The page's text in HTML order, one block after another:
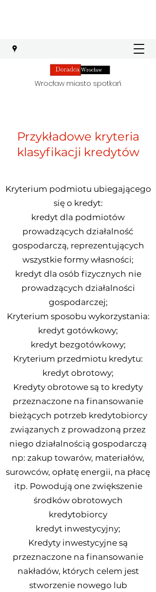
Wrocław miasto spotkań
Przykładowe kryteria
klasyfikacji kredytów
Kryterium podmiotu ubiegającego
się o kredyt:
kredyt dla podmiotów
prowadzących działalność
gospodarczą, reprezentujących
wszystkie formy własności;
kredyt dla osób fizycznych nie
prowadzących działalności
gospodarczej;
Kryterium sposobu wykorzystania:
kredyt gotówkowy;
kredyt bezgotówkowy;
Kryterium przedmiotu kredytu:
kredyt obrotowy;
Kredyty obrotowe są to kredyty
przeznaczone na finansowanie
bieżących potrzeb kredytobiorcy
związanych z prowadzoną przez
niego działalnością gospodarczą
np: zakup towarów, materiałów,
surowców, opłatę energii, na płacę
itp. Powodują one zwiększenie
środków obrotowych
kredytobiorcy
kredyt inwestycyjny;
Kredyty inwestycyjne są
przeznaczone na finansowanie
nakładów, których celem jest
stworzenie nowego lub